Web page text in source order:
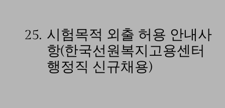
25. 시험목적 외출 허용 안내사
항(한국선원복지고용센터
행정직 신규채용)